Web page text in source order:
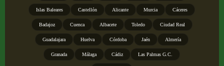
Islas Baleares Castellón Alicante Murcia Cáceres
Badajoz Cuenca Albacete Toledo Ciudad Real
Guadalajara Huelva Córdoba Jaén Almería
Granada Málaga Cádiz Las Palmas G.C.